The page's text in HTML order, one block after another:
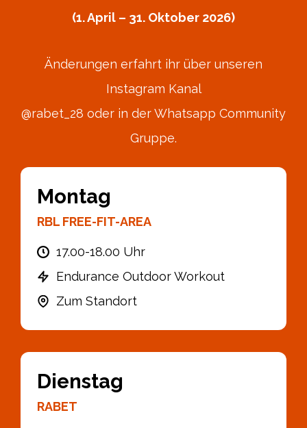
(1. April – 31. Oktober 2026)
Änderungen erfahrt ihr über unseren
Instagram Kanal
@rabet_28 oder in der Whatsapp Community
Gruppe.
Montag
RBL FREE-FIT-AREA
17.00-18.00 Uhr
Endurance Outdoor Workout
Zum Standort
Dienstag
RABET